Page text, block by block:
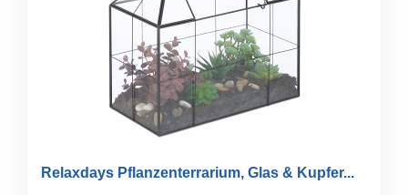
Relaxdays Pflanzenterrarium, Glas & Kupfer...